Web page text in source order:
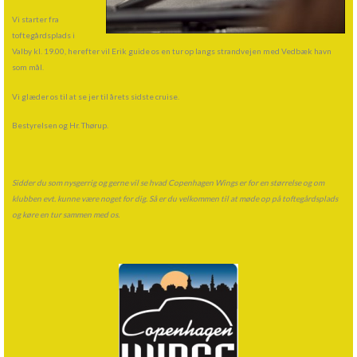
Vi starter fra
toftegårdsplads i
Valby kl. 19.00, herefter vil Erik guide os en tur op langs strandvejen med Vedbæk havn
som mål.
Vi glæder os til at se jer til årets sidste cruise.
Bestyrelsen og Hr. Thørup.
Sidder du som nysgerrig og gerne vil se hvad Copenhagen Wings er for en størrelse og om
klubben evt. kunne være noget for dig. Så er du velkommen til at møde op på toftegårdsplads
og køre en tur sammen med os.